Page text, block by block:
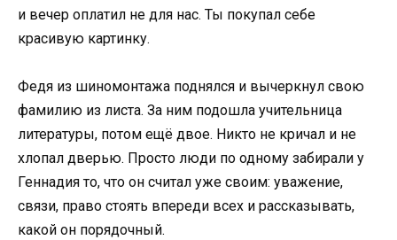
и вечер оплатил не для нас. Ты покупал себе
красивую картинку.
Федя из шиномонтажа поднялся и вычеркнул свою
фамилию из листа. За ним подошла учительница
литературы, потом ещё двое. Никто не кричал и не
хлопал дверью. Просто люди по одному забирали у
Геннадия то, что он считал уже своим: уважение,
связи, право стоять впереди всех и рассказывать,
какой он порядочный.